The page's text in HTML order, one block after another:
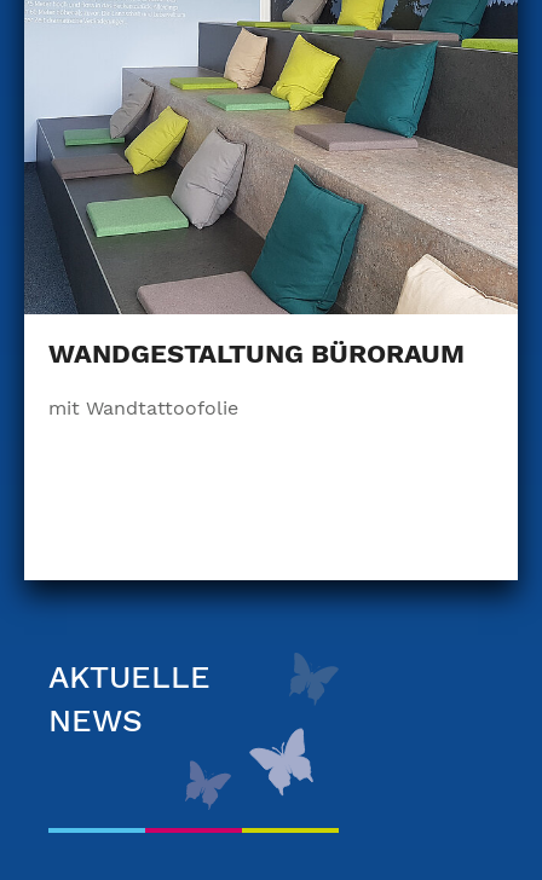
WANDGESTALTUNG BÜRORAUM
mit Wandtattoofolie
AKTUELLE
NEWS